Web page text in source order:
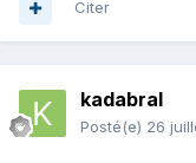
Citer
kadabral
Posté(e) 26